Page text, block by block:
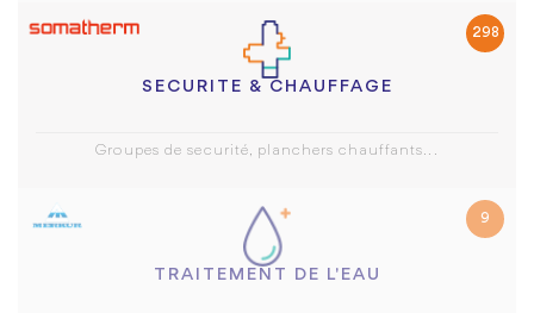
298
SECURITE & CHAUFFAGE
Groupes de securité, planchers chauffants...
9
TRAITEMENT DE L'EAU